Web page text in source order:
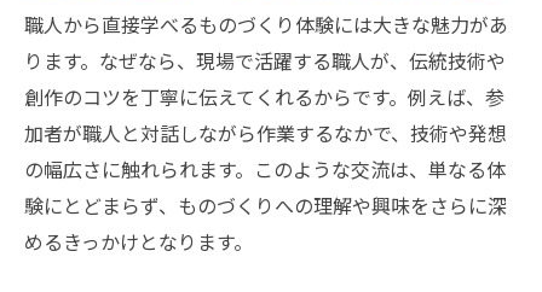
職人から直接学べるものづくり体験には大きな魅力があ
ります。なぜなら、現場で活躍する職人が、伝統技術や
創作のコツを丁寧に伝えてくれるからです。例えば、参
加者が職人と対話しながら作業するなかで、技術や発想
の幅広さに触れられます。このような交流は、単なる体
験にとどまらず、ものづくりへの理解や興味をさらに深
めるきっかけとなります。